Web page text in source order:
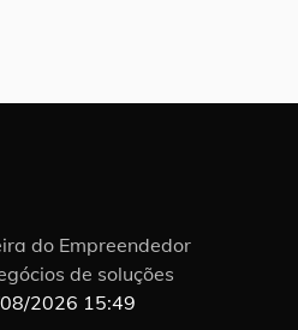
do Empreendedor
de soluções
2026 15:49